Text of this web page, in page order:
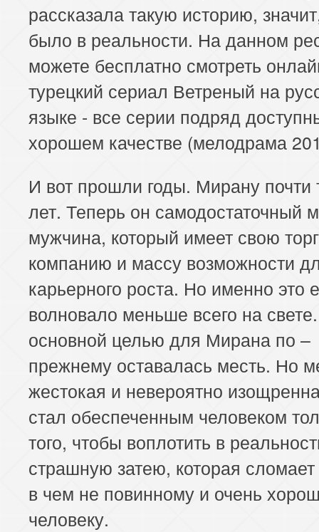
рассказала такую историю,
было в реальности. На данном
можете бесплатно смотреть
турецкий сериал Ветреный на
языке - все серии подряд
хорошем качестве (мелодрама
И вот прошли годы. Мирану почти
лет. Теперь он самодостаточный
мужчина, который имеет свою
компанию и массу возможности
карьерного роста. Но именно это
волновало меньше всего на
основной целью для Мирана по –
прежнему оставалась месть. Но
жестокая и невероятно
стал обеспеченным человеком
того, чтобы воплотить в
страшную затею, которая
в чем не повинному и очень
человеку.